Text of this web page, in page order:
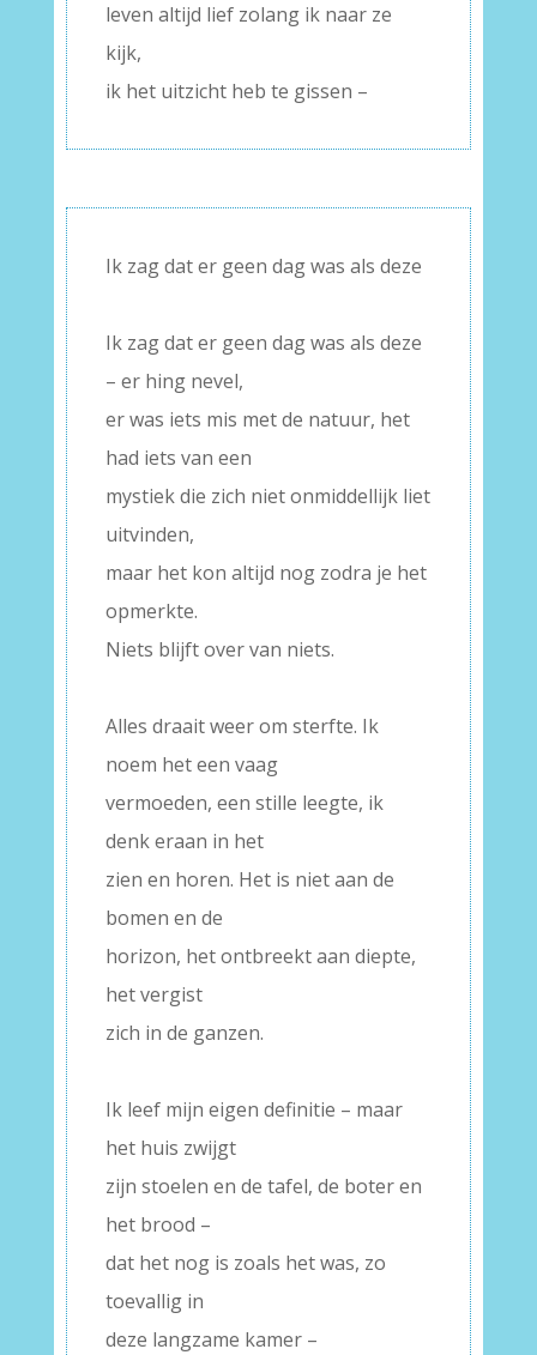
leven altijd lief zolang ik naar ze
kijk,
ik het uitzicht heb te gissen –
Ik zag dat er geen dag was als deze
Ik zag dat er geen dag was als deze
– er hing nevel,
er was iets mis met de natuur, het
had iets van een
mystiek die zich niet onmiddellijk liet
uitvinden,
maar het kon altijd nog zodra je het
opmerkte.
Niets blijft over van niets.
Alles draait weer om sterfte. Ik
noem het een vaag
vermoeden, een stille leegte, ik
denk eraan in het
zien en horen. Het is niet aan de
bomen en de
horizon, het ontbreekt aan diepte,
het vergist
zich in de ganzen.
Ik leef mijn eigen definitie – maar
het huis zwijgt
zijn stoelen en de tafel, de boter en
het brood –
dat het nog is zoals het was, zo
toevallig in
deze langzame kamer –